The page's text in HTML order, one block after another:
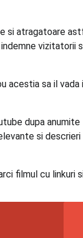
si atragatoare
vizitatorii
acestia sa il vada
dupa anumite
si descrieri
filmul cu linkuri